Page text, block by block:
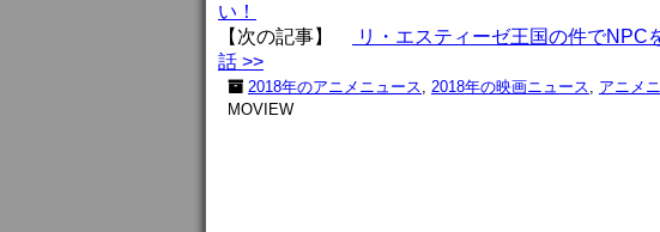
い！
【次の記事】
リ・エスティーゼ王国の件でNPC
話 >>
2018年のアニメニュース, 2018年の映画ニュース, アニメ
MOVIEW